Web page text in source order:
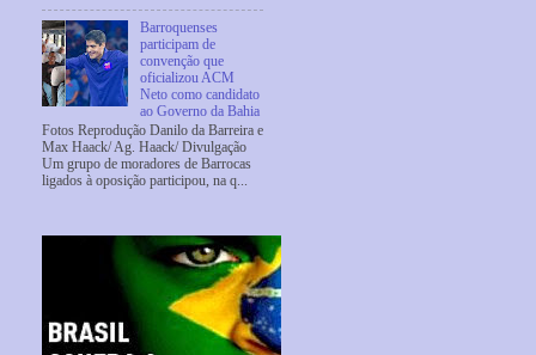
Barroquenses
participam de
convenção que
oficializou ACM
Neto como candidato
ao Governo da Bahia
Fotos Reprodução Danilo da Barreira e
Max Haack/ Ag. Haack/ Divulgação
Um grupo de moradores de Barrocas
ligados à oposição participou, na q...